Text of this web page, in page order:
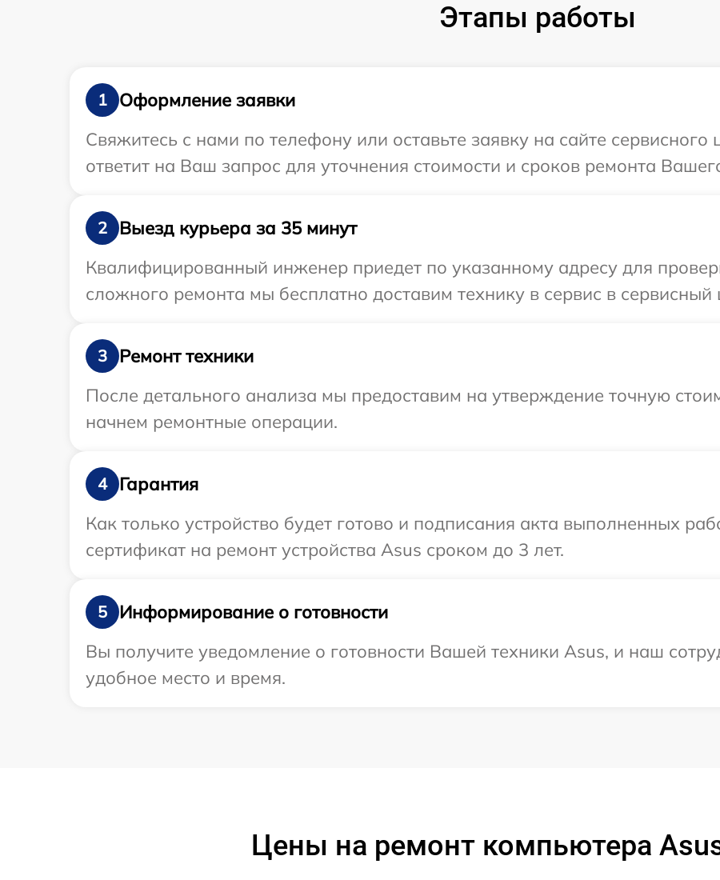
Этапы работы
1
Оформление заявки
Свяжитесь с нами по телефону или оставьте заявку на сайте
ответит на Ваш запрос для уточнения стоимости и сроков ремонта
2
Выезд курьера за 35 минут
Квалифицированный инженер приедет по указанному адресу для
сложного ремонта мы бесплатно доставим технику в сервис в сервисный
3
Ремонт техники
После детального анализа мы предоставим на утверждение точную
начнем ремонтные операции.
4
Гарантия
Как только устройство будет готово и подписания акта выполненных
сертификат на ремонт устройства Asus сроком до 3 лет.
5
Информирование о готовности
Вы получите уведомление о готовности Вашей техники Asus, и наш
удобное место и время.
Цены на ремонт компьютера